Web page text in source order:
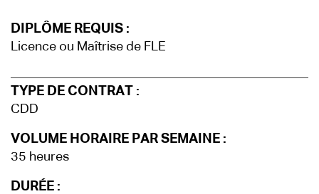
DIPLÔME REQUIS :
Licence ou Maîtrise de FLE
TYPE DE CONTRAT :
CDD
VOLUME HORAIRE PAR SEMAINE :
35 heures
DURÉE :